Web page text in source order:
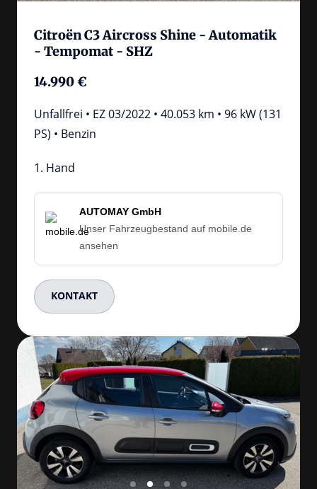
Citroën C3 Aircross Shine - Automatik
- Tempomat - SHZ
14.990 €
Unfallfrei • EZ 03/2022 • 40.053 km • 96 kW (131
PS) • Benzin
1. Hand
AUTOMAY GmbH
Unser Fahrzeugbestand auf mobile.de
ansehen
KONTAKT
Slide 3 of 4